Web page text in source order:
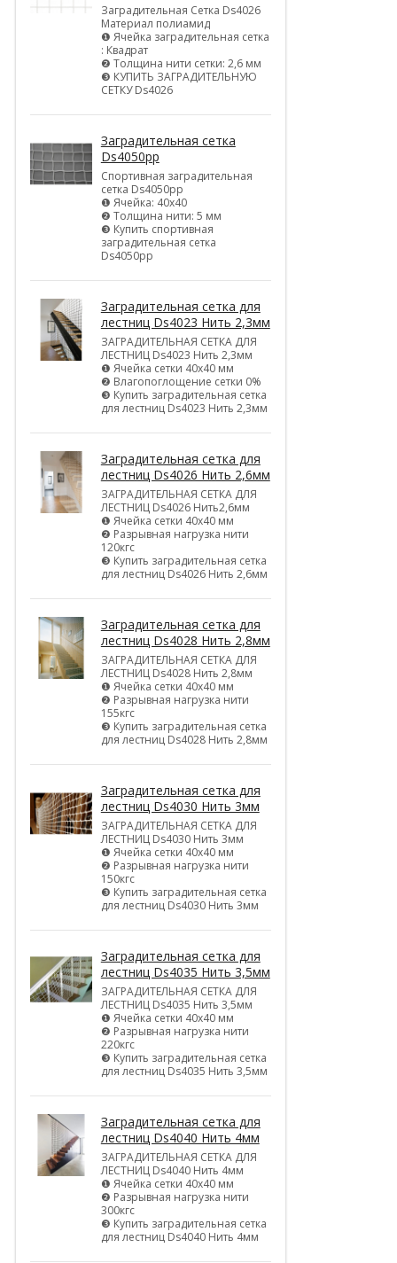
Заградительная Сетка Ds4026
Материал полиамид
❶ Ячейка заградительная сетка
: Квадрат
❷ Толщина нити сетки: 2,6 мм
❸ КУПИТЬ ЗАГРАДИТЕЛЬНУЮ
СЕТКУ Ds4026
Заградительная сетка
Ds4050pp
Спортивная заградительная
сетка Ds4050pp
❶ Ячейка: 40х40
❷ Толщина нити: 5 мм
❸ Купить спортивная
заградительная сетка
Ds4050pp
Заградительная сетка для
лестниц Ds4023 Нить 2,3мм
ЗАГРАДИТЕЛЬНАЯ СЕТКА ДЛЯ
ЛЕСТНИЦ Ds4023 Нить 2,3мм
❶ Ячейка сетки 40х40 мм
❷ Влагопоглощение сетки 0%
❸ Купить заградительная сетка
для лестниц Ds4023 Нить 2,3мм
Заградительная сетка для
лестниц Ds4026 Нить 2,6мм
ЗАГРАДИТЕЛЬНАЯ СЕТКА ДЛЯ
ЛЕСТНИЦ Ds4026 Нить2,6мм
❶ Ячейка сетки 40х40 мм
❷ Разрывная нагрузка нити
120кгс
❸ Купить заградительная сетка
для лестниц Ds4026 Нить 2,6мм
Заградительная сетка для
лестниц Ds4028 Нить 2,8мм
ЗАГРАДИТЕЛЬНАЯ СЕТКА ДЛЯ
ЛЕСТНИЦ Ds4028 Нить 2,8мм
❶ Ячейка сетки 40х40 мм
❷ Разрывная нагрузка нити
155кгс
❸ Купить заградительная сетка
для лестниц Ds4028 Нить 2,8мм
Заградительная сетка для
лестниц Ds4030 Нить 3мм
ЗАГРАДИТЕЛЬНАЯ СЕТКА ДЛЯ
ЛЕСТНИЦ Ds4030 Нить 3мм
❶ Ячейка сетки 40х40 мм
❷ Разрывная нагрузка нити
150кгс
❸ Купить заградительная сетка
для лестниц Ds4030 Нить 3мм
Заградительная сетка для
лестниц Ds4035 Нить 3,5мм
ЗАГРАДИТЕЛЬНАЯ СЕТКА ДЛЯ
ЛЕСТНИЦ Ds4035 Нить 3,5мм
❶ Ячейка сетки 40х40 мм
❷ Разрывная нагрузка нити
220кгс
❸ Купить заградительная сетка
для лестниц Ds4035 Нить 3,5мм
Заградительная сетка для
лестниц Ds4040 Нить 4мм
ЗАГРАДИТЕЛЬНАЯ СЕТКА ДЛЯ
ЛЕСТНИЦ Ds4040 Нить 4мм
❶ Ячейка сетки 40х40 мм
❷ Разрывная нагрузка нити
300кгс
❸ Купить заградительная сетка
для лестниц Ds4040 Нить 4мм